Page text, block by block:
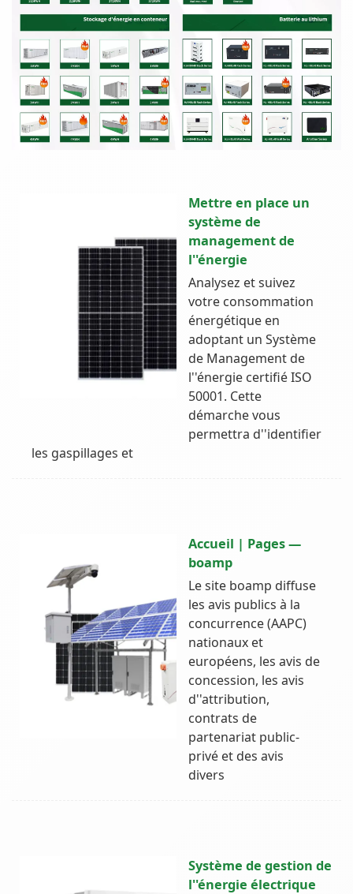
Mettre en place un
système de
management de
l''énergie
Analysez et suivez
votre consommation
énergétique en
adoptant un Système
de Management de
l''énergie certifié ISO
50001. Cette
démarche vous
permettra d''identifier
les gaspillages et
Accueil | Pages —
boamp
Le site boamp diffuse
les avis publics à la
concurrence (AAPC)
nationaux et
européens, les avis de
concession, les avis
d''attribution,
contrats de
partenariat public-
privé et des avis
divers
Système de gestion de
l''énergie électrique